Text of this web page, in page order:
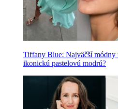
Tiffany Blue: Najväčší
ikonickú pastelovú modrú?